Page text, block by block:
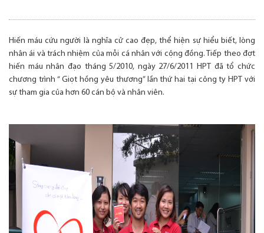
Hiến máu cứu người là nghĩa cử cao đẹp, thể hiện sự hiểu biết, lòng
nhân ái và trách nhiệm của mỗi cá nhân với cộng đồng. Tiếp theo đợt
hiến máu nhân đạo tháng 5/2010, ngày 27/6/2011 HPT đã tổ chức
chương trình “ Giọt hồng yêu thương” lần thứ hai tại công ty HPT với
sự tham gia của hơn 60 cán bộ và nhân viên.